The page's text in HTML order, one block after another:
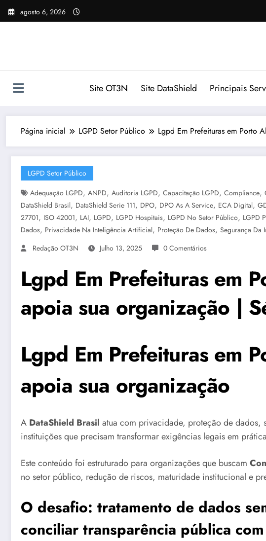
Pular
para
agosto 6, 2026
Site OT3N Site DataShield Principais
Página inicial LGPD Setor Público Lgpd Em Prefeituras em Porto
LGPD Setor Público
Adequação LGPD, ANPD, Auditoria LGPD, Capacitação LGPD, Compliance,
DataShield Brasil, DataShield Serie 111, DPO, DPO As A Service, ECA Digital,
27701, ISO 42001, LAI, LGPD, LGPD Hospitais, LGPD No Setor Público, LGPD
Dados, Privacidade Na Inteligência Artificial, Proteção De Dados, Segurança Da
Redação OT3N
Julho 13, 2025 0 Comentários
Lgpd Em Prefeituras em
apoia sua organização |
Lgpd Em Prefeituras em
apoia sua organização
A DataShield Brasil atua com privacidade, proteção de dados,
instituições que precisam transformar exigências legais em
Este conteúdo foi estruturado para organizações que buscam
no setor público, redução de riscos, maturidade institucional e
O desafio: tratamento de dados
conciliar transparência pública